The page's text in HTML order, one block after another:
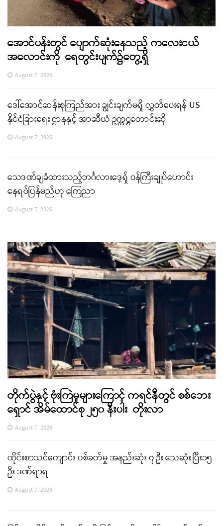
အောင်ပန်းတွင် ပျောက်ဆုံးနေသည့် ကလေးငယ်
အလောင်းကို ရေတွင်းပျက်၌တွေ့ရှိ
August 7, 2026
ဒေါ်အောင်ဆန်းစုကြည်အား ချွင်းချက်မရှိ လွှတ်ပေးရန် US
နိုင်ငံခြားရေး ဌာနနှင့် အာဆီယံ ဥက္ကဋ္ဌတောင်းဆို
August 7, 2026
သေဒဏ်ချခံထားသည့်ဘင်္ဂလားဒေ့ရှ် ဝန်ကြီးချုပ်ဟောင်း
နေရပ်ပြန်မည်ဟု ကြေညာ
August 7, 2026
တိုက်ပွဲနှင့် ဗုံးကြဲမှုများကြောင့် ကရင်နီတွင် စစ်ဘေး
ရှောင် အိမ်ထောင်စု ၂၅၀ နီးပါး တိုးလာ
August 7, 2026
ထိုင်းစာသင်ကျောင်း ပစ်ခတ်မှု အနည်းဆုံး ၇ ဦး သေဆုံး ပြီး၁၅
ဦး ဒဏ်ရာရ
August 7, 2026